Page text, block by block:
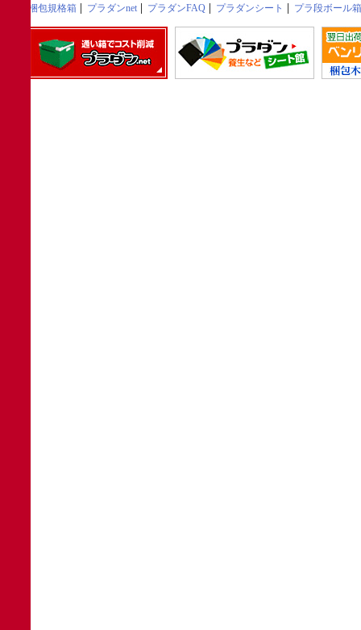
梱包規格箱 プラダンnet プラダンFAQ プラダンシート プラ段ボール